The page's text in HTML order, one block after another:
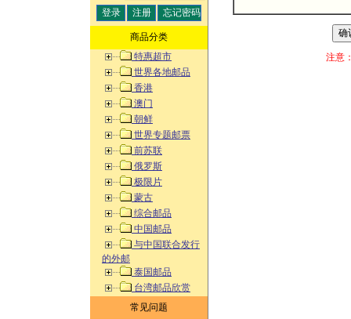
商品分类
特惠超市
世界各地邮品
香港
澳门
朝鲜
世界专题邮票
前苏联
俄罗斯
极限片
蒙古
综合邮品
中国邮品
与中国联合发行
的外邮
泰国邮品
台湾邮品欣赏
常见问题
注意